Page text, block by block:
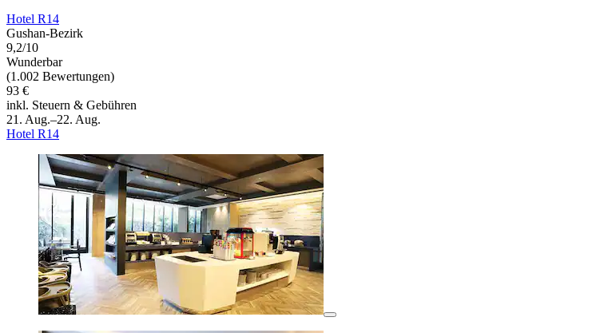
Hotel R14
Gushan-Bezirk
9,2/10
Wunderbar
(1.002 Bewertungen)
93 €
inkl. Steuern & Gebühren
21. Aug.–22. Aug.
Hotel R14